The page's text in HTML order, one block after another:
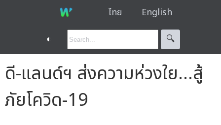
ไทย English
◐ 🔍︎
ดี-แลนด์ฯ ส่งความห่วงใย...สู้
ภัยโควิด-19